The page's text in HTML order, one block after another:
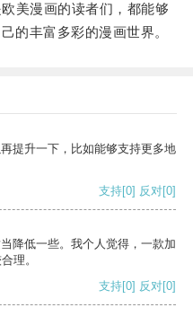
漫画的读者们，都能够
的丰富多彩的漫画世界。
提升一下，比如能够支持更多地
支持[0] 反对[0]
降低一些。我个人觉得，一款加
理。
支持[0] 反对[0]